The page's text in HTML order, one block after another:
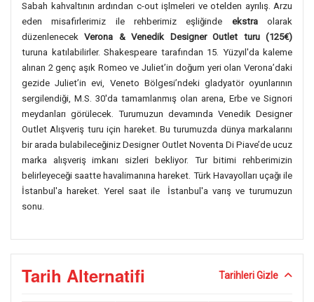
Sabah kahvaltının ardından c-out işlmeleri ve otelden ayrılış. Arzu
eden misafirlerimiz ile rehberimiz eşliğinde ekstraolarak
düzenlenecekVerona & Venedik Designer Outlet turu (125€)
turuna katılabilirler. Shakespeare tarafından 15. Yüzyıl'da kaleme
alınan 2 genç aşık Romeo ve Juliet’in doğum yeri olan Verona’daki
gezide Juliet’in evi, Veneto Bölgesi’ndeki gladyatör oyunlarının
sergilendiği, M.S. 30'da tamamlanmış olan arena, Erbe ve Signori
meydanları görülecek. Turumuzun devamında Venedik Designer
Outlet Alışveriş turu için hareket. Bu turumuzda dünya markalarını
bir arada bulabileceğiniz Designer Outlet Noventa Di Piave’de ucuz
marka alışveriş imkanı sizleri bekliyor. Tur bitimi rehberimizin
belirleyeceği saatte havalimanına hareket. Türk Havayolları uçağı ile
İstanbul'a hareket. Yerel saat ile İstanbul'a varış ve turumuzun
sonu.
Tarih Alternatifi Tarihleri Gizle